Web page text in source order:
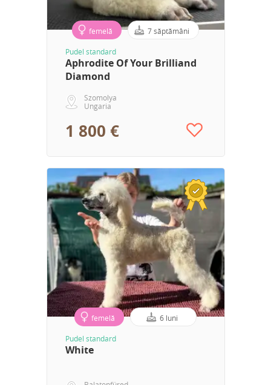
femelă 7 săptămâni
Pudel standard
Aphrodite Of Your Brilliand
Diamond
Szomolya
Ungaria
1 800 €
femelă 6 luni
Pudel standard
White